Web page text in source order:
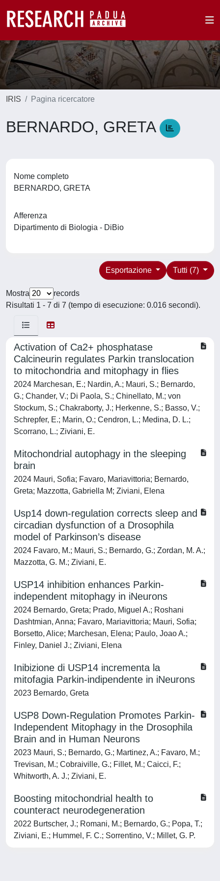
IRIS Pagina ricercatore
BERNARDO, GRETA
Nome completo
BERNARDO, GRETA
Afferenza
Dipartimento di Biologia - DiBio
Tutti (7)
Esportazione
Mostra
records
Risultati 1 - 7 di 7 (tempo di esecuzione: 0.016 secondi).
Activation of Ca2+ phosphatase
Calcineurin regulates Parkin translocation
to mitochondria and mitophagy in flies
2024 Marchesan, E.; Nardin, A.; Mauri, S.; Bernardo,
G.; Chander, V.; Di Paola, S.; Chinellato, M.; von
Stockum, S.; Chakraborty, J.; Herkenne, S.; Basso, V.;
Schrepfer, E.; Marin, O.; Cendron, L.; Medina, D. L.;
Scorrano, L.; Ziviani, E.
Mitochondrial autophagy in the sleeping
brain
2024 Mauri, Sofia; Favaro, Mariavittoria; Bernardo,
Greta; Mazzotta, Gabriella M; Ziviani, Elena
Usp14 down-regulation corrects sleep and
circadian dysfunction of a Drosophila
model of Parkinson’s disease
2024 Favaro, M.; Mauri, S.; Bernardo, G.; Zordan, M. A.;
Mazzotta, G. M.; Ziviani, E.
USP14 inhibition enhances Parkin-
independent mitophagy in iNeurons
2024 Bernardo, Greta; Prado, Miguel A.; Roshani
Dashtmian, Anna; Favaro, Mariavittoria; Mauri, Sofia;
Borsetto, Alice; Marchesan, Elena; Paulo, Joao A.;
Finley, Daniel J.; Ziviani, Elena
Inibizione di USP14 incrementa la
mitofagia Parkin-indipendente in iNeurons
2023 Bernardo, Greta
USP8 Down-Regulation Promotes Parkin-
Independent Mitophagy in the Drosophila
Brain and in Human Neurons
2023 Mauri, S.; Bernardo, G.; Martinez, A.; Favaro, M.;
Trevisan, M.; Cobraiville, G.; Fillet, M.; Caicci, F.;
Whitworth, A. J.; Ziviani, E.
Boosting mitochondrial health to
counteract neurodegeneration
2022 Burtscher, J.; Romani, M.; Bernardo, G.; Popa, T.;
Ziviani, E.; Hummel, F. C.; Sorrentino, V.; Millet, G. P.